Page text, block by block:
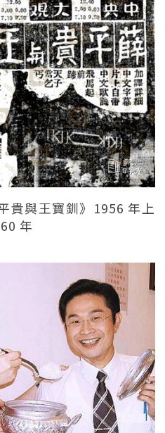
貴與王寶釧》1956 年上
年